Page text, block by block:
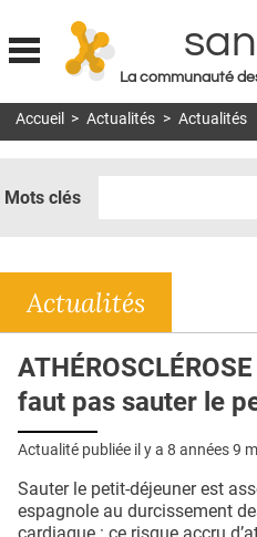
Jump to
La communauté
MON COMPTE
DOSSIERS
RÉSEAUX
E-REVUE SAD
QUI SOMMES-NOUS ?
Accueil > Actualités > Actualités
Mots clés
Actualités
faut pas sauter le
Actualité publiée il y a 8 années 9
Sauter le petit-déjeuner est
espagnole au durcissement